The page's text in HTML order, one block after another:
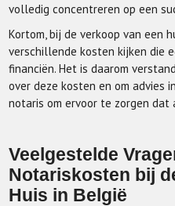
volledig concentreren op een
Kortom, bij de verkoop van een
verschillende kosten kijken die
financiën. Het is daarom
over deze kosten en om advies
notaris om ervoor te zorgen
Veelgestelde
Notariskosten bij
Huis in België